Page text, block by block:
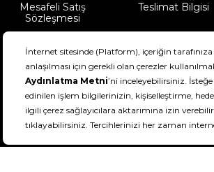
Mesafeli Satış
Sözleşmesi
Teslimat Bilgisi
DeFactoFIT ©️